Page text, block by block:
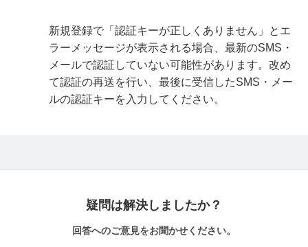
新規登録で「認証キーが正しくありません」とエ
ラーメッセージが表示される場合、最新のSMS・
メールで認証していない可能性があります。改め
て認証の再送を行い、最後に受信したSMS・メー
ルの認証キーを入力してください。
疑問は解決しましたか？
回答へのご意見をお聞かせください。